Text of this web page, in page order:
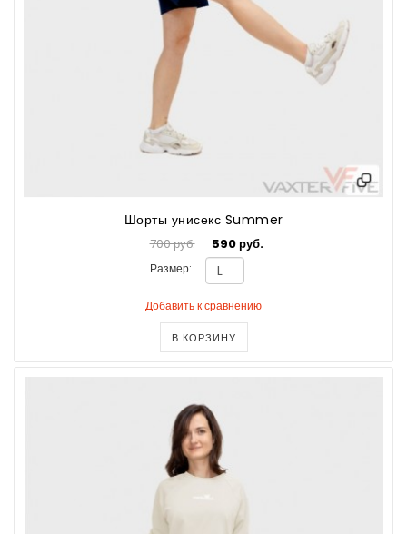
Шорты унисекс Summer
700 руб. 590 руб.
Размер:
Добавить к сравнению
В КОРЗИНУ